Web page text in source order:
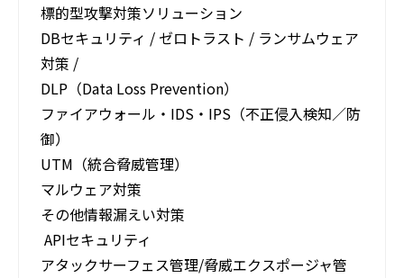
標的型攻撃対策ソリューション​
DBセキュリティ / ゼロトラスト ​/ ランサムウェア
対策 /
DLP（Data Loss Prevention）​
ファイアウォール・IDS・IPS​（不正侵入検知／防
御） ​
UTM（統合脅威管理）​
マルウェア対策 ​
その他情報漏えい対策​
APIセキュリティ
アタックサーフェス管理/脅威エクスポージャ管